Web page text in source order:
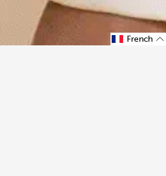
French